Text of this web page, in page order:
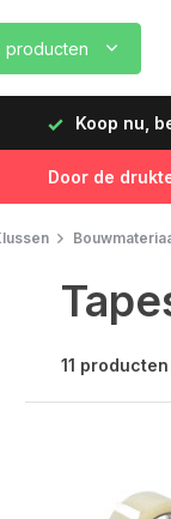
producten
Snelle
Door de
11 producten